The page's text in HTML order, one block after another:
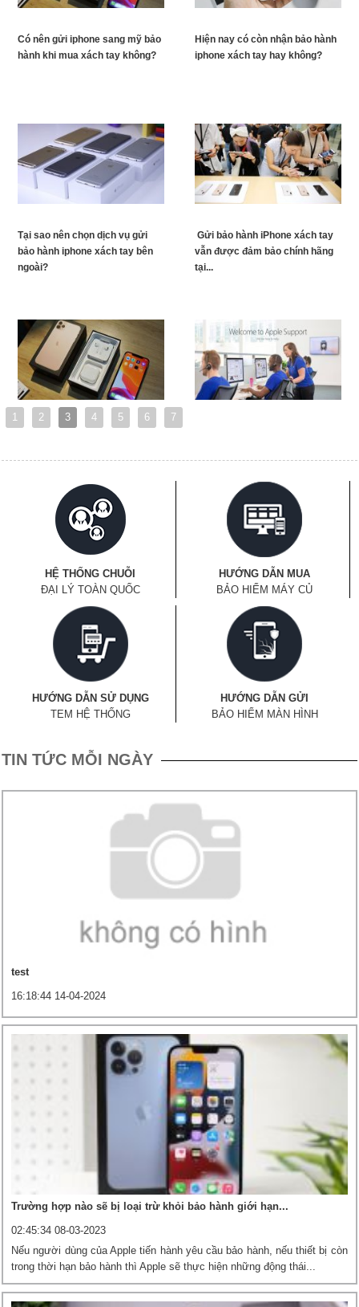
Có nên gửi iphone sang mỹ bảo
hành khi mua xách tay không?
Hiện nay có còn nhận bảo hành
iphone xách tay hay không?
Tại sao nên chọn dịch vụ gửi
bảo hành iphone xách tay bên
ngoài?
Gửi bảo hành iPhone xách tay
vẫn được đảm bảo chính hãng
tại...
1 2 3 4 5 6 7
HỆ THỐNG CHUỖI
ĐẠI LÝ TOÀN QUỐC
HƯỚNG DẪN MUA
BẢO HIỂM MÁY CỦ
HƯỚNG DẪN SỬ DỤNG
TEM HỆ THỐNG
HƯỚNG DẪN GỬI
BẢO HIỂM MÀN HÌNH
TIN TỨC MỖI NGÀY
test
16:18:44 14-04-2024
Trường hợp nào sẽ bị loại trừ khỏi bảo hành giới hạn...
02:45:34 08-03-2023
Nếu người dùng của Apple tiến hành yêu cầu bảo hành, nếu thiết bị còn
trong thời hạn bảo hành thì Apple sẽ thực hiện những động thái...